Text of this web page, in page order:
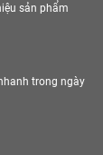
sản phẩm
trong ngày